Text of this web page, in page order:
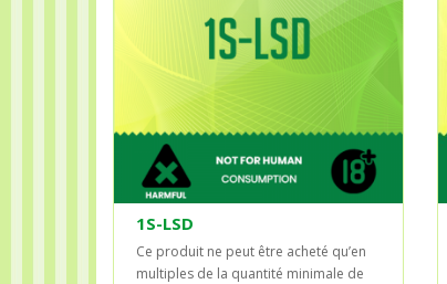
1S-LSD
Ce produit ne peut être acheté qu’en
multiples de la quantité minimale de